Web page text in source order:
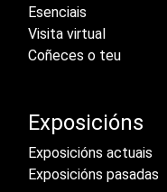
Esenciais
Visita virtual
Coñeces o teu
Exposicións
Exposicións actuais
Exposicións pasadas